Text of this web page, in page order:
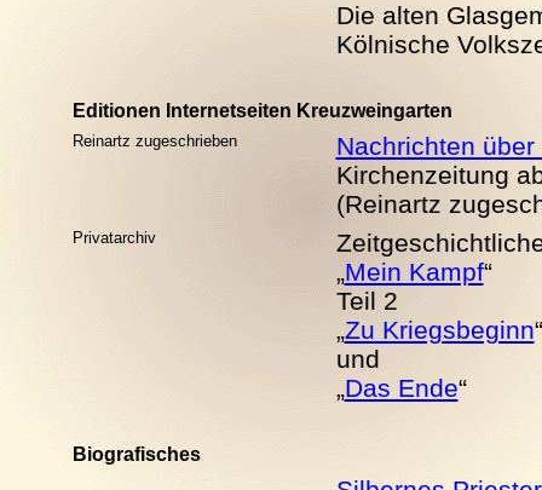
Die alten
Kölnische
Editionen Internetseiten Kreuzweingarten
Reinartz zugeschrieben
Nachrichten
Kirchenzeitung
(Reinartz
Privatarchiv
„Mein Kampf“
Teil 2
„Zu Kriegsbeginn“
und
„Das Ende“
Biografisches